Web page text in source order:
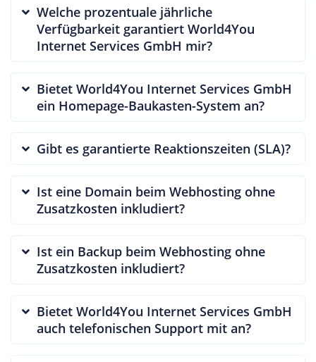
Welche prozentuale jährliche
Verfügbarkeit garantiert World4You
Internet Services GmbH mir?
Bietet World4You Internet Services GmbH
ein Homepage-Baukasten-System an?
Gibt es garantierte Reaktionszeiten (SLA)?
Ist eine Domain beim Webhosting ohne
Zusatzkosten inkludiert?
Ist ein Backup beim Webhosting ohne
Zusatzkosten inkludiert?
Bietet World4You Internet Services GmbH
auch telefonischen Support mit an?